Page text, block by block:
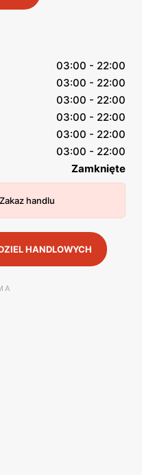
03:00 - 22:00
03:00 - 22:00
03:00 - 22:00
03:00 - 22:00
03:00 - 22:00
03:00 - 22:00
Zamknięte
Zakaz handlu
HANDLOWYCH